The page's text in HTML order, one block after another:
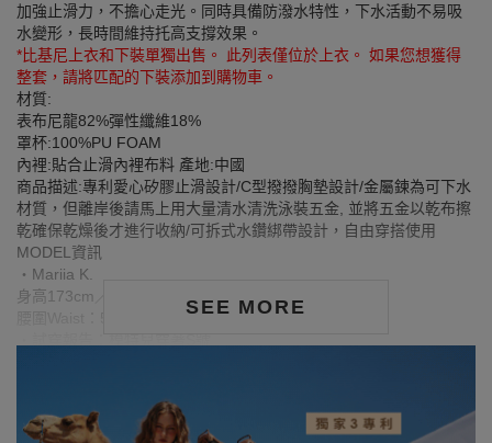
SEE MORE
加強止滑力，不擔心走光。同時具備防潑水特性，下水活動不易吸
水變形，長時間維持托高支撐效果。
*比基尼上衣和下裝單獨出售。 此列表僅位於上衣。 如果您想獲得
整套，請將匹配的下裝添加到購物車。
材質:
表布尼龍82%彈性纖維18%
罩杯:100%PU FOAM
內裡:貼合止滑內裡布料 產地:中國
商品描述:專利愛心矽膠止滑設計/C型撥撥胸墊設計/金屬鍊為可下水
材質，但離岸後請馬上用大量清水清洗泳裝五金, 並將五金以乾布擦
乾確保乾燥後才進行收納/可拆式水鑽綁帶設計，自由穿搭使用
MODEL資訊
‧Mariia K.
身高173cm／體重50kg／胸圍Bust：83cm
腰圍Waist：57cm／臀圍hips：88cm